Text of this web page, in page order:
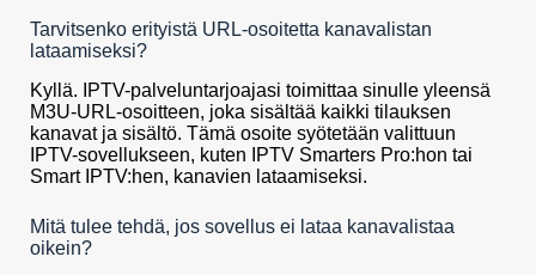
Tarvitsenko erityistä URL-osoitetta kanavalistan
lataamiseksi?
Kyllä. IPTV-palveluntarjoajasi toimittaa sinulle yleensä
M3U-URL-osoitteen, joka sisältää kaikki tilauksen
kanavat ja sisältö. Tämä osoite syötetään valittuun
IPTV-sovellukseen, kuten IPTV Smarters Pro:hon tai
Smart IPTV:hen, kanavien lataamiseksi.
Mitä tulee tehdä, jos sovellus ei lataa kanavalistaa
oikein?